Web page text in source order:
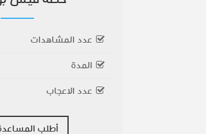
عدد المشاهدات
المدة
عدد الاعجاب
أطلب